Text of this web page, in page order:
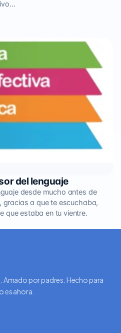
del lenguaje
desde mucho antes de
a que te escuchaba,
que estaba en tu vientre.
por padres. Hecho para
es ahora.